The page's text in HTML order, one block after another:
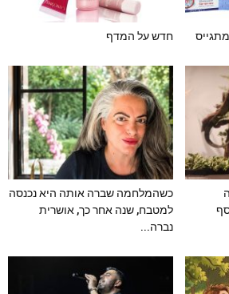
חדש על המדף
כשהמלחמה שברה אותה היא נכנסה
למטבח, שנה אחר כך, אושרית
נברה...